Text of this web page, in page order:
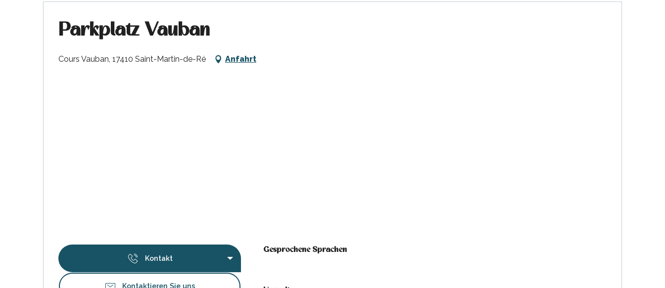
Parkplatz Vauban
Cours Vauban, 17410 Saint-Martin-de-Ré Anfahrt
Kontakt
Kontaktieren Sie uns
Gesprochene Sprachen
Gesprochene Sprachen